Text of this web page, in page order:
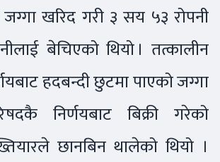
खरिद गरी ३ सय ५३ रोपनी
बेचिएको थियो । तत्कालीन
हदबन्दी छुटमा पाएको जग्गा
निर्णयबाट बिक्री गरेको
छानबिन थालेको थियो ।